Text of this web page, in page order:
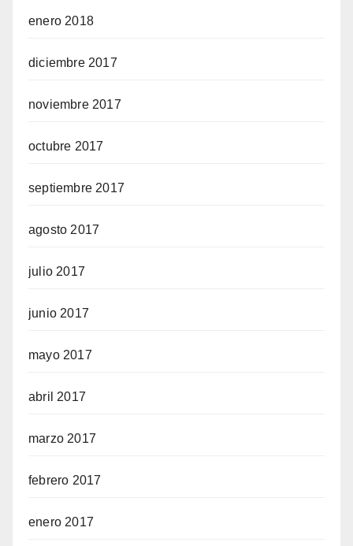
enero 2018
diciembre 2017
noviembre 2017
octubre 2017
septiembre 2017
agosto 2017
julio 2017
junio 2017
mayo 2017
abril 2017
marzo 2017
febrero 2017
enero 2017